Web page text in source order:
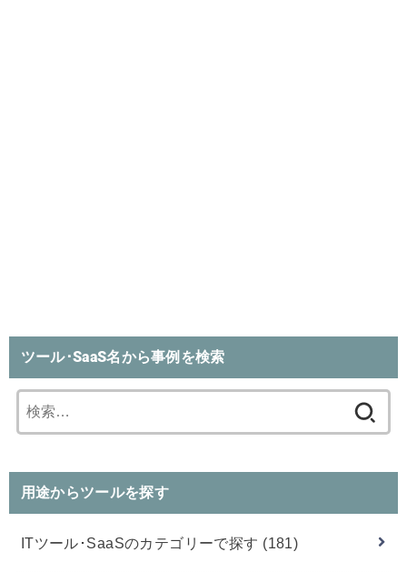
ツール･SaaS名から事例を検索
索:
用途からツールを探す
ITツール･SaaSのカテゴリーで探す (181)